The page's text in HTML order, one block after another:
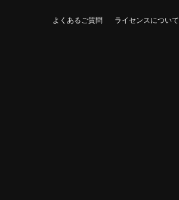
よくあるご質問 ライセンスについて